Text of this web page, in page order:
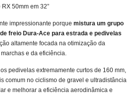
50mm em 32”
impressionante porque mistura um grupo
freio Dura-Ace para estrada e pedivelas
altamente focada na otimização da
e da eficiência.
pedivelas extremamente curtos de 160 mm,
comum no ciclismo de gravel e ultradistância
e melhorar a eficiência aerodinâmica e